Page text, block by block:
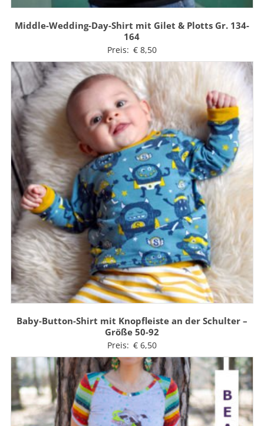
Middle-Wedding-Day-Shirt mit Gilet & Plotts Gr. 134-
164
Preis: €8,50
Baby-Button-Shirt mit Knopfleiste an der Schulter –
Größe 50-92
Preis: €6,50